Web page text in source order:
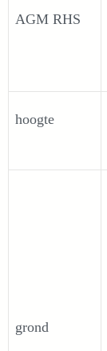
AGM RHS
hoogte
grond